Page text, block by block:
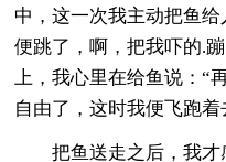
中，这一次我主动把鱼
便跳了，啊，把我吓的.
上，我心里在给鱼说：“
自由了，这时我便飞跑着
把鱼送走之后，我才